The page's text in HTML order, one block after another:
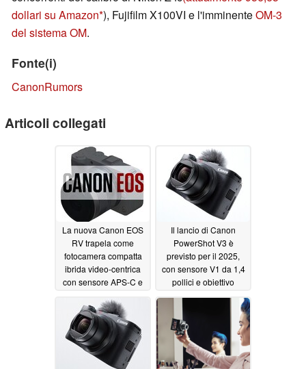
dollari su Amazon ), Fujifilm X100VI e l'imminenteOM-3
del sistema OM.
Fonte(i)
CanonRumors
Articoli collegati
La nuova Canon EOS
RV trapela come
fotocamera compatta
ibrida video-centrica
con sensore APS-C e
03/08/2025
Il lancio di Canon
PowerShot V3 è
previsto per il 2025,
con sensore V1 da 1,4
pollici e obiettivo
super-zoom02/28/2025